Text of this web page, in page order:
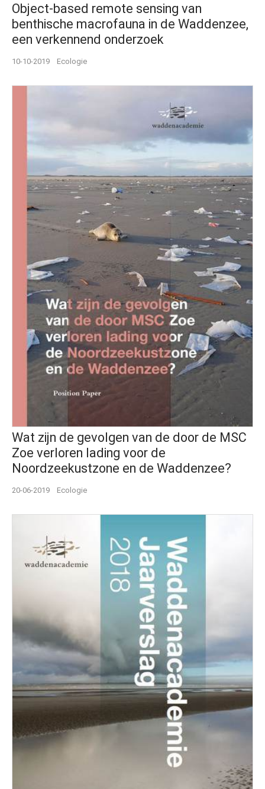
Object‐based remote sensing van
benthische macrofauna in de Waddenzee,
een verkennend onderzoek
10-10-2019 Ecologie
Wat zijn de gevolgen van de door de MSC
Zoe verloren lading voor de
Noordzeekustzone en de Waddenzee?
20-06-2019 Ecologie